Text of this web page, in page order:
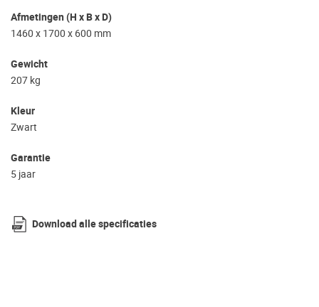
Afmetingen (H x B x D)
1460 x 1700 x 600 mm
Gewicht
207 kg
Kleur
Zwart
Garantie
5 jaar
Download alle specificaties